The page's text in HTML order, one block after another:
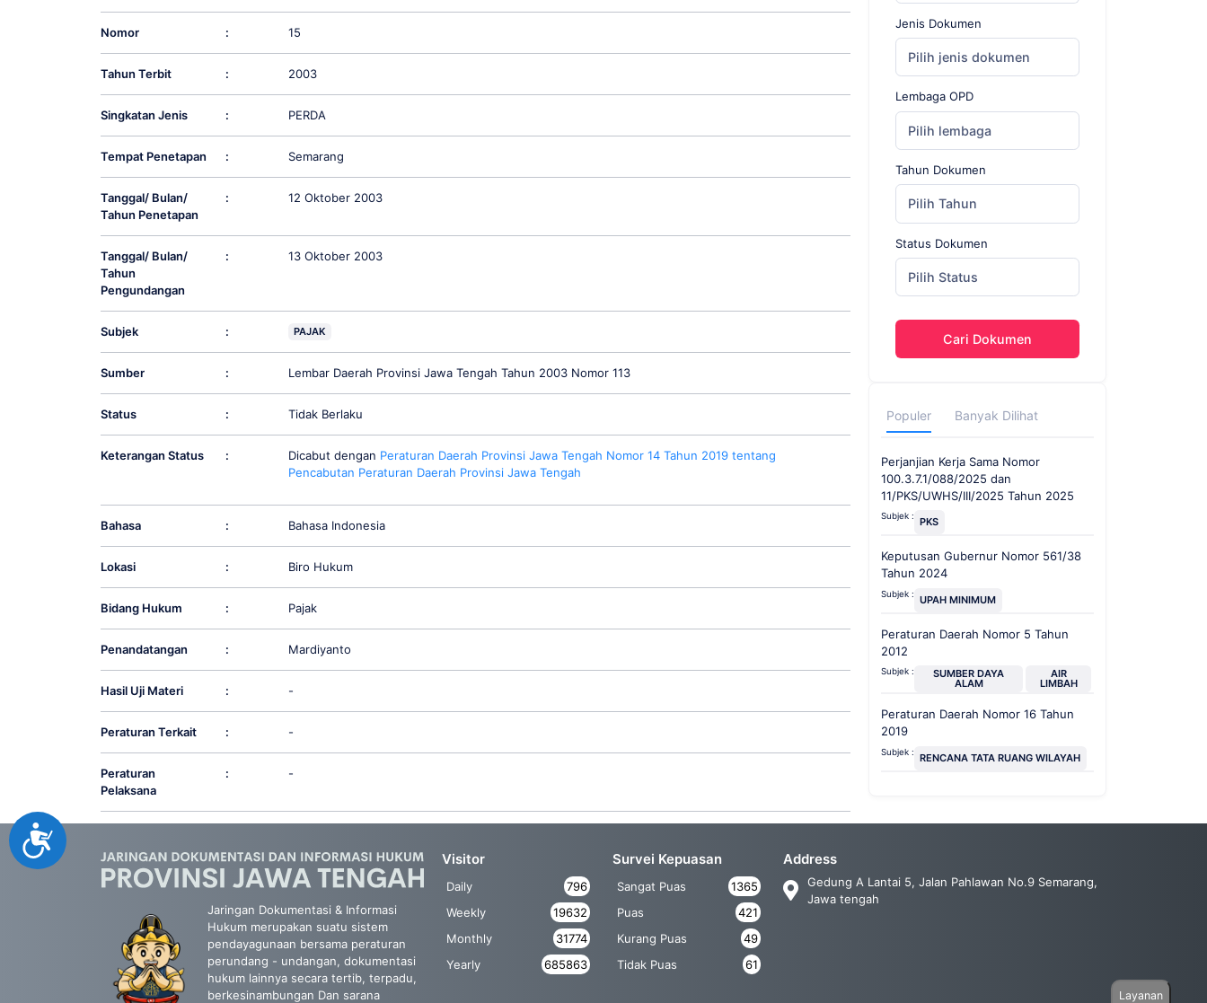
Accessibility
Nomor : 15
Tahun Terbit : 2003
Singkatan Jenis : PERDA
Tempat Penetapan : Semarang
Tanggal/ Bulan/
Tahun Penetapan
: 12 Oktober 2003
Tanggal/ Bulan/
Tahun
Pengundangan
: 13 Oktober 2003
Subjek : PAJAK
Sumber : Lembar Daerah Provinsi Jawa Tengah Tahun 2003 Nomor 113
Status : Tidak Berlaku
Keterangan Status : Dicabut dengan Peraturan Daerah Provinsi Jawa Tengah Nomor 14 Tahun 2019 tentang
Pencabutan Peraturan Daerah Provinsi Jawa Tengah
Bahasa : Bahasa Indonesia
Lokasi : Biro Hukum
Bidang Hukum : Pajak
Penandatangan : Mardiyanto
Hasil Uji Materi : -
Peraturan Terkait : -
Peraturan
Pelaksana
: -
Jenis Dokumen
Pilih jenis dokumen
Lembaga OPD
Pilih lembaga
Tahun Dokumen
Pilih Tahun
Status Dokumen
Pilih Status
Cari Dokumen
Populer Banyak Dilihat
Perjanjian Kerja Sama Nomor
100.3.7.1/088/2025 dan
11/PKS/UWHS/III/2025 Tahun 2025
Subjek : PKS
Keputusan Gubernur Nomor 561/38
Tahun 2024
Subjek : UPAH MINIMUM
Peraturan Daerah Nomor 5 Tahun
2012
Subjek : SUMBER DAYA
ALAM
AIR
LIMBAH
Peraturan Daerah Nomor 16 Tahun
2019
Subjek : RENCANA TATA RUANG WILAYAH
Jaringan Dokumentasi & Informasi
Hukum merupakan suatu sistem
pendayagunaan bersama peraturan
perundang - undangan, dokumentasi
hukum lainnya secara tertib, terpadu,
berkesinambungan Dan sarana
Visitor
Daily
796
Weekly
19632
Monthly
31774
Yearly
685863
Survei Kepuasan
Sangat Puas
1365
Puas
421
Kurang Puas
49
Tidak Puas
61
Address
Gedung A Lantai 5, Jalan Pahlawan No.9 Semarang,
Jawa tengah
Layanan